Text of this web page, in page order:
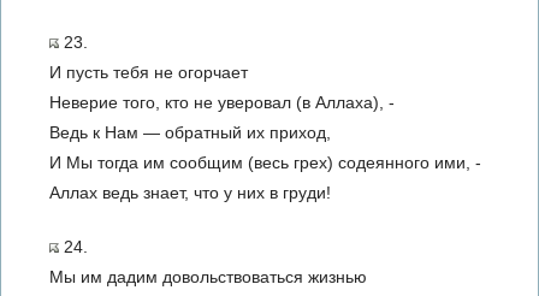
23.
И пусть тебя не огорчает
Неверие того, кто не уверовал (в Аллаха), -
Ведь к Нам — обратный их приход,
И Мы тогда им сообщим (весь грех) содеянного ими, -
Аллах ведь знает, что у них в груди!
24.
Мы им дадим довольствоваться жизнью